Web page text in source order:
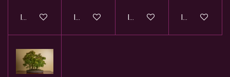
In winkelwagen In winkelwagen In winkelwagen In